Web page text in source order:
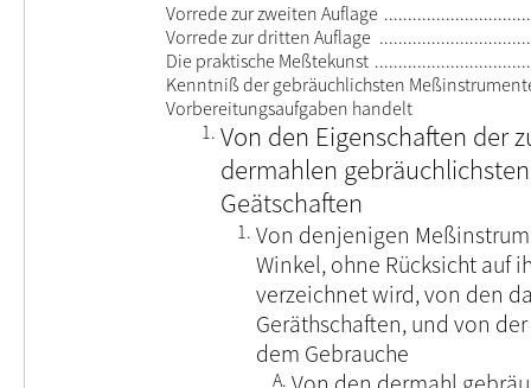
Vorrede zur zweiten Auflage
Vorrede zur dritten Auflage
Die praktische Meßtekunst
Kenntniß der gebräuchlichsten
Vorbereitungsaufgaben handelt
1. Von den Eigenschaften der
dermahlen
Geätschaften
1. Von denjenigen
Winkel, ohne Rücksicht auf
verzeichnet wird, von den
Geräthschaften, und von
dem Gebrauche
A.